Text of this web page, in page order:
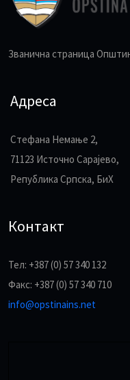
Званична страница
Адреса
Стефана Немање 2,
71123 Источно Сарајево,
Република Српска, БиХ
Контакт
Тел: +387 (0) 57 340 132
Факс: +387 (0) 57 340 710
info@opstinains.net